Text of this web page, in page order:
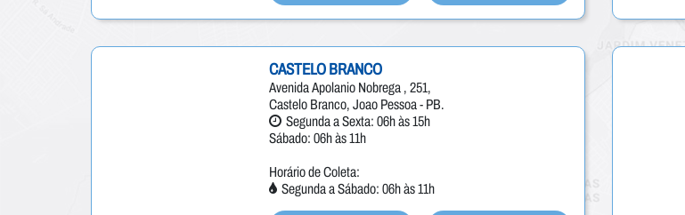
CASTELO BRANCO
Avenida Apolanio Nobrega , 251,
Castelo Branco, Joao Pessoa - PB.
Segunda a Sexta: 06h às 15h
Sábado: 06h às 11h
Horário de Coleta:
Segunda a Sábado: 06h às 11h